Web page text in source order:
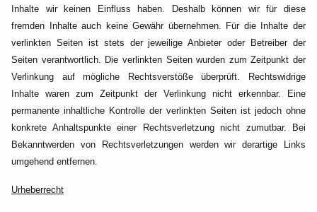
Inhalte wir keinen Einfluss haben. Deshalb können wir für diese
fremden Inhalte auch keine Gewähr übernehmen. Für die Inhalte der
verlinkten Seiten ist stets der jeweilige Anbieter oder Betreiber der
Seiten verantwortlich. Die verlinkten Seiten wurden zum Zeitpunkt der
Verlinkung auf mögliche Rechtsverstöße überprüft. Rechtswidrige
Inhalte waren zum Zeitpunkt der Verlinkung nicht erkennbar. Eine
permanente inhaltliche Kontrolle der verlinkten Seiten ist jedoch ohne
konkrete Anhaltspunkte einer Rechtsverletzung nicht zumutbar. Bei
Bekanntwerden von Rechtsverletzungen werden wir derartige Links
umgehend entfernen.
Urheberrecht